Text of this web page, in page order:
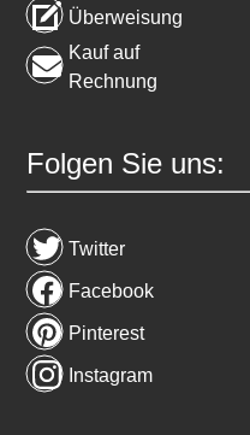
Überweisung
Kauf auf
Rechnung
Folgen Sie uns:
Twitter
Facebook
Pinterest
Instagram